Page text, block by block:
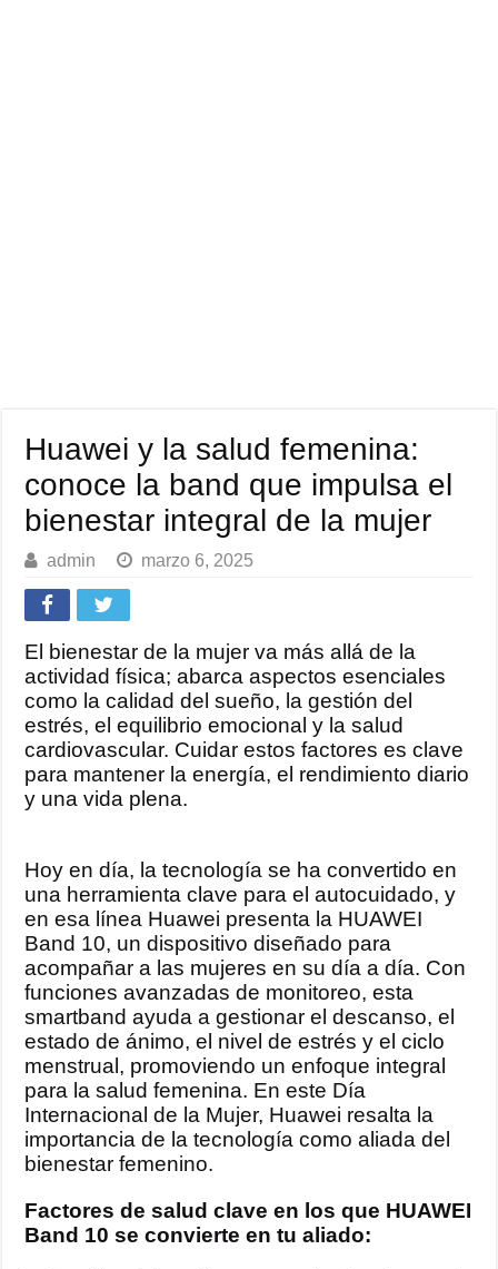
Huawei y la salud femenina:
conoce la band que impulsa el
bienestar integral de la mujer
admin marzo 6, 2025
El bienestar de la mujer va más allá de la
actividad física; abarca aspectos esenciales
como la calidad del sueño, la gestión del
estrés, el equilibrio emocional y la salud
cardiovascular. Cuidar estos factores es clave
para mantener la energía, el rendimiento diario
y una vida plena.
Hoy en día, la tecnología se ha convertido en
una herramienta clave para el autocuidado, y
en esa línea Huawei presenta la HUAWEI
Band 10, un dispositivo diseñado para
acompañar a las mujeres en su día a día. Con
funciones avanzadas de monitoreo, esta
smartband ayuda a gestionar el descanso, el
estado de ánimo, el nivel de estrés y el ciclo
menstrual, promoviendo un enfoque integral
para la salud femenina. En este Día
Internacional de la Mujer, Huawei resalta la
importancia de la tecnología como aliada del
bienestar femenino.
Factores de salud clave en los que HUAWEI
Band 10 se convierte en tu aliado: